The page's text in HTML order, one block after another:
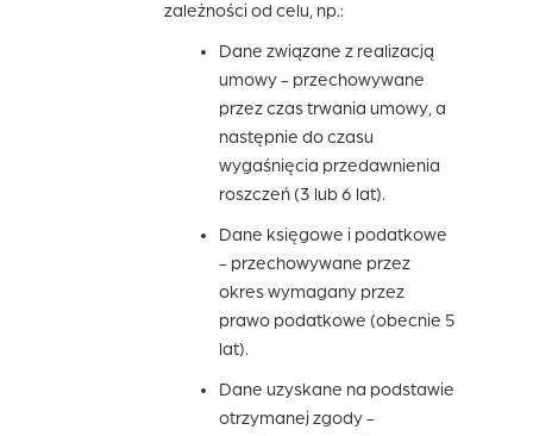
zależności od celu, np.:
Dane związane z realizacją
umowy - przechowywane
przez czas trwania umowy, a
następnie do czasu
wygaśnięcia przedawnienia
roszczeń (3 lub 6 lat).
Dane księgowe i podatkowe
- przechowywane przez
okres wymagany przez
prawo podatkowe (obecnie 5
lat).
Dane uzyskane na podstawie
otrzymanej zgody -